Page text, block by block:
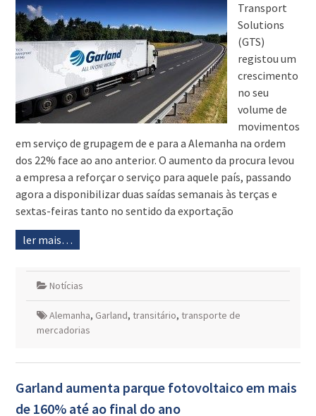
Transport
Solutions
(GTS)
registou um
crescimento
no seu
volume de
movimentos
em serviço de grupagem de e para a Alemanha na ordem
dos 22% face ao ano anterior. O aumento da procura levou
a empresa a reforçar o serviço para aquele país, passando
agora a disponibilizar duas saídas semanais às terças e
sextas-feiras tanto no sentido da exportação
ler mais…
Notícias
Alemanha, Garland, transitário, transporte de
mercadorias
Garland aumenta parque fotovoltaico em mais
de 160% até ao final do ano